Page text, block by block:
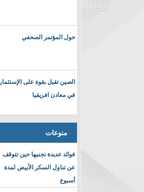
حول المؤتمر الصحفي
الصين تقبل بقوة على الإستثمار
في معادن افريقيا
منوعات
فوائد عديدة تجنيها حين تتوقف
عن تناول السكر الأبيض لمدة
أسبوع